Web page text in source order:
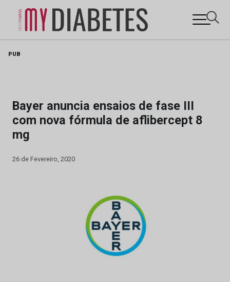
PUB
Bayer anuncia ensaios de fase III
com nova fórmula de aflibercept 8
mg
26 de Fevereiro, 2020